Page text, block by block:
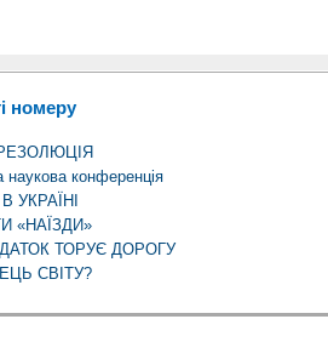
номеру
наукова конференція
УКРАЇНІ
«НАЇЗДИ»
ТОРУЄ ДОРОГУ
СВІТУ?